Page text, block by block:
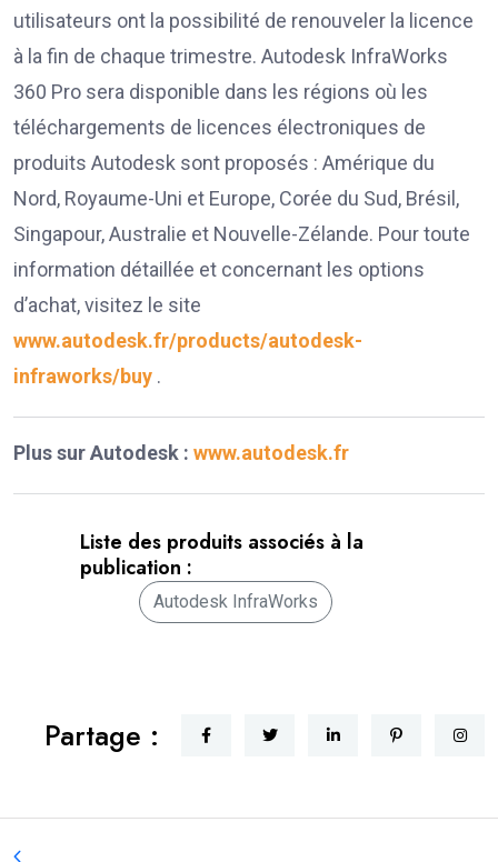
utilisateurs ont la possibilité de renouveler la licence
à la fin de chaque trimestre. Autodesk InfraWorks
360 Pro sera disponible dans les régions où les
téléchargements de licences électroniques de
produits Autodesk sont proposés : Amérique du
Nord, Royaume-Uni et Europe, Corée du Sud, Brésil,
Singapour, Australie et Nouvelle-Zélande. Pour toute
information détaillée et concernant les options
d’achat, visitez le site
www.autodesk.fr/products/autodesk-
infraworks/buy .
Plus sur Autodesk : www.autodesk.fr
Liste des produits associés à la
publication :
Autodesk InfraWorks
Partage :